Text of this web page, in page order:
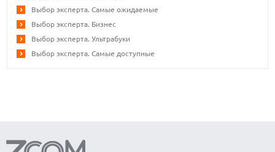
Выбор эксперта. Самые ожидаемые
Выбор эксперта. Бизнес
Выбор эксперта. Ультрабуки
Выбор эксперта. Самые доступные